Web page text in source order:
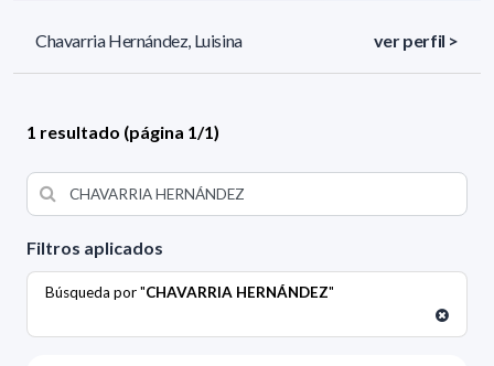
Filtros aplicados
Búsqueda por "CHAVARRIA HERNÁNDEZ"
Chavarria Hernández, Luisina ver perfil >
1 resultado (página 1/1)